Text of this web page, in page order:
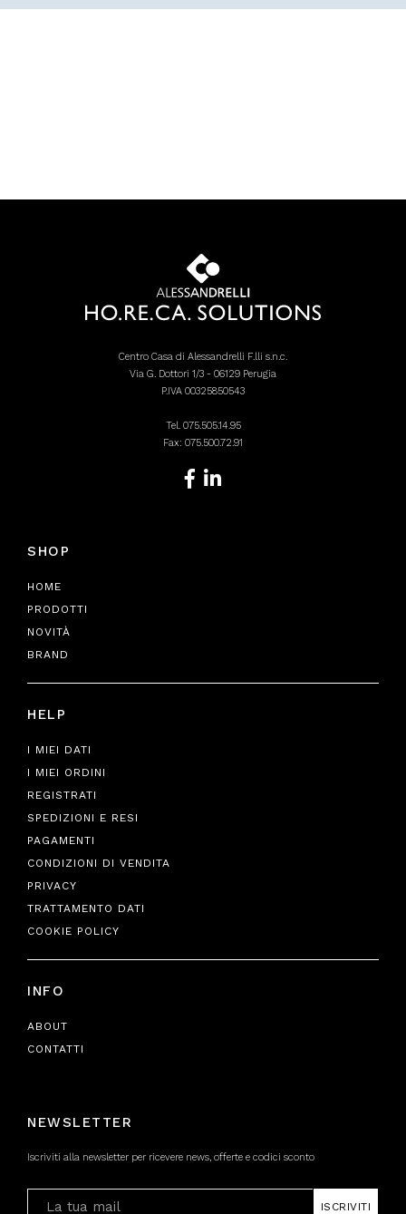
Centro Casa di Alessandrelli F.lli s.n.c.
Via G. Dottori 1/3 - 06129 Perugia
P.IVA 00325850543
Tel. 075.505.14.95
Fax: 075.500.72.91
SHOP
HOME
PRODOTTI
NOVITÀ
BRAND
HELP
I MIEI DATI
I MIEI ORDINI
REGISTRATI
SPEDIZIONI E RESI
PAGAMENTI
CONDIZIONI DI VENDITA
PRIVACY
TRATTAMENTO DATI
COOKIE POLICY
INFO
ABOUT
CONTATTI
NEWSLETTER
Iscriviti alla newsletter per ricevere news, offerte e codici sconto
ISCRIVITI